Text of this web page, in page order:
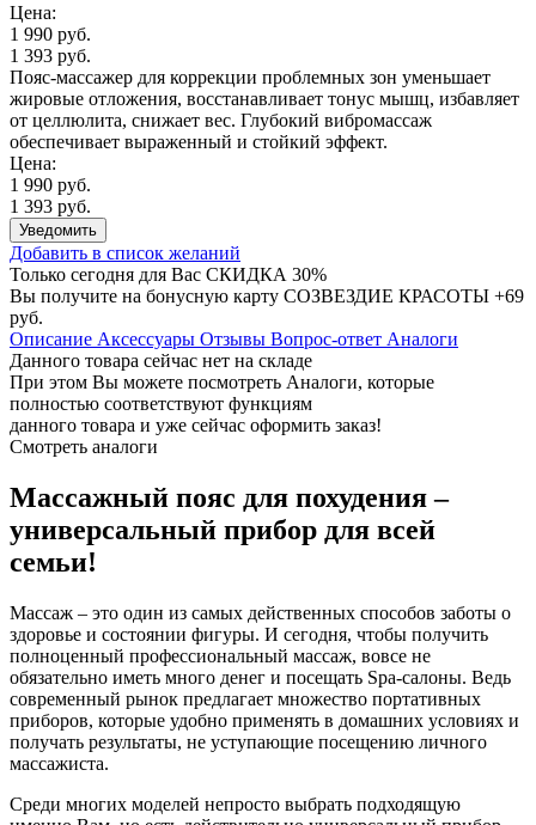
Цена:
1 990 руб.
1 393 руб.
Пояс-массажер для коррекции проблемных зон уменьшает
жировые отложения, восстанавливает тонус мышц, избавляет
от целлюлита, снижает вес. Глубокий вибромассаж
обеспечивает выраженный и стойкий эффект.
Цена:
1 990 руб.
1 393 руб.
Уведомить
Добавить в список желаний
Только сегодня для Вас СКИДКА 30%
Вы получите на бонусную карту СОЗВЕЗДИЕ КРАСОТЫ +69
руб.
Описание Аксессуары Отзывы Вопрос-ответ Аналоги
Данного товара сейчас нет на складе
При этом Вы можете посмотреть Аналоги, которые
полностью соответствуют функциям
данного товара и уже сейчас оформить заказ!
Смотреть аналоги
Массажный пояс для похудения –
универсальный прибор для всей
семьи!
Массаж – это один из самых действенных способов заботы о
здоровье и состоянии фигуры. И сегодня, чтобы получить
полноценный профессиональный массаж, вовсе не
обязательно иметь много денег и посещать Spa-салоны. Ведь
современный рынок предлагает множество портативных
приборов, которые удобно применять в домашних условиях и
получать результаты, не уступающие посещению личного
массажиста.
Среди многих моделей непросто выбрать подходящую